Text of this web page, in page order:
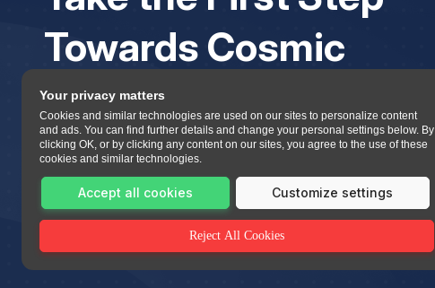
Towards Cosmic
Your privacy matters
Cookies and similar technologies are used on our sites to personalize content
and ads. You can find further details and change your personal settings below. By
clicking OK, or by clicking any content on our sites, you agree to the use of these
cookies and similar technologies.
Accept all cookies Customize settings
Reject All Cookies